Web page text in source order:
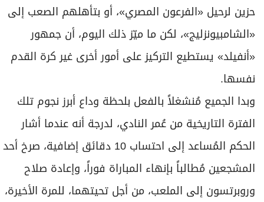
حزين لرحيل «الفرعون المصري»، أو بتأهلهم الصعب إلى
«الشامبيونزليج»، لكن ما ميّز ذلك اليوم، أن جمهور
«أنفيلد» يستطيع التركيز على أمور أخرى غير كرة القدم
نفسها.
وبدا الجميع مُنشغلاً بالفعل بلحظة وداع أبرز نجوم تلك
الفترة التاريخية من عُمر النادي، لدرجة أنه عندما أشار
الحكم المُساعد إلى احتساب 10 دقائق إضافية، صرخ أحد
المشجعين مُطالباً بإنهاء المباراة فوراً، وإعادة صلاح
وروبرتسون إلى الملعب، من أجل تحيتهما، للمرة الأخيرة،